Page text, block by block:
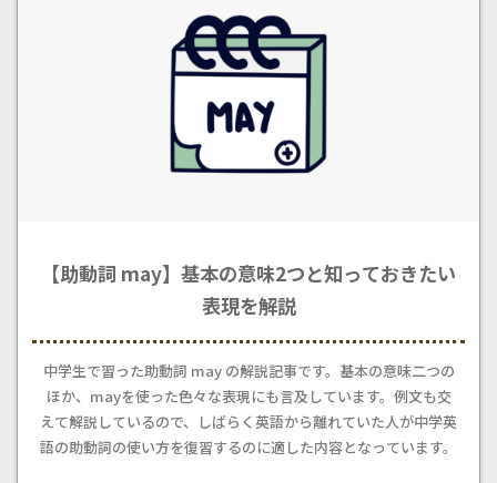
【助動詞 may】基本の意味2つと知っておきたい
表現を解説
中学生で習った助動詞 may の解説記事です。基本の意味二つの
ほか、mayを使った色々な表現にも言及しています。例文も交
えて解説しているので、しばらく英語から離れていた人が中学英
語の助動詞の使い方を復習するのに適した内容となっています。